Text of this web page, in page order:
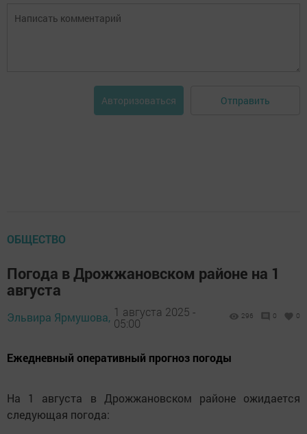
Авторизоваться Отправить
ОБЩЕСТВО
Погода в Дрожжановском районе на 1
августа
Эльвира Ярмушова, 1 августа 2025 -
05:00
296 0 0
Ежедневный оперативный прогноз погоды
На 1 августа в Дрожжановском районе ожидается
следующая погода: